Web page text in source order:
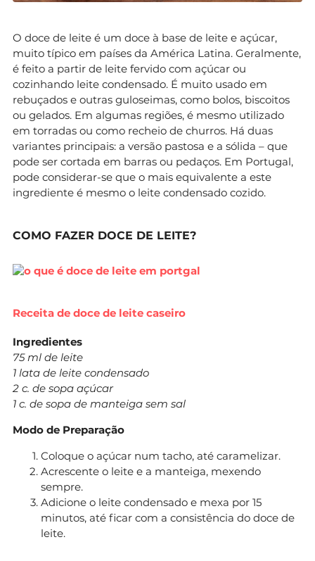
O doce de leite é um doce à base de leite e açúcar,
muito típico em países da América Latina. Geralmente,
é feito a partir de leite fervido com açúcar ou
cozinhando leite condensado. É muito usado em
rebuçados e outras guloseimas, como bolos, biscoitos
ou gelados. Em algumas regiões, é mesmo utilizado
em torradas ou como recheio de churros. Há duas
variantes principais: a versão pastosa e a sólida – que
pode ser cortada em barras ou pedaços. Em Portugal,
pode considerar-se que o mais equivalente a este
ingrediente é mesmo o leite condensado cozido.
COMO FAZER DOCE DE LEITE?
Receita de doce de leite caseiro
Ingredientes
75 ml de leite
1 lata de leite condensado
2 c. de sopa açúcar
1 c. de sopa de manteiga sem sal
Modo de Preparação
Coloque o açúcar num tacho, até caramelizar.
Acrescente o leite e a manteiga, mexendo
sempre.
Adicione o leite condensado e mexa por 15
minutos, até ficar com a consistência do doce de
leite.